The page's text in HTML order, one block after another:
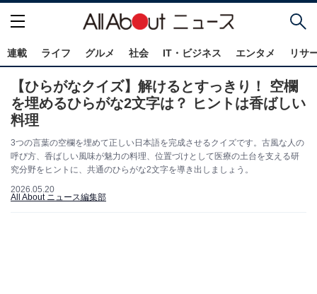
連載 ライフ グルメ 社会 IT・ビジネス エンタメ リサ
【ひらがなクイズ】解けるとすっきり！ 空欄
を埋めるひらがな2文字は？ ヒントは香ばしい
料理
3つの言葉の空欄を埋めて正しい日本語を完成させるクイズです。古風な人の
呼び方、香ばしい風味が魅力の料理、位置づけとして医療の土台を支える研
究分野をヒントに、共通のひらがな2文字を導き出しましょう。
2026.05.20
All About ニュース編集部